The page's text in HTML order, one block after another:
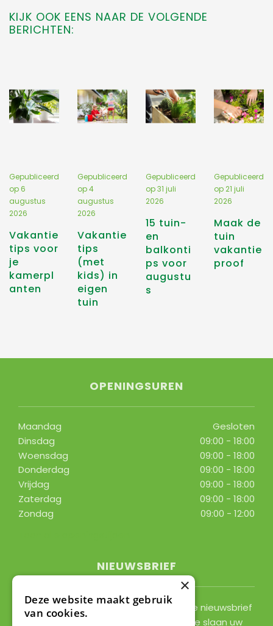
KIJK OOK EENS NAAR DE VOLGENDE
BERICHTEN:
Vakantie
tips voor
je
kamerpl
anten
Gepubliceerd
op6
augustus
2026
Vakantie
tips
(met
kids) in
eigen
tuin
Gepubliceerd
op4
augustus
2026
15 tuin-
en
balkonti
ps voor
augustu
s
Gepubliceerd
op31 juli
2026
Maak de
tuin
vakantie
proof
Gepubliceerd
op21 juli
2026
OPENINGSUREN
Maandag
Gesloten
Dinsdag
09:00 - 18:00
Woensdag
09:00 - 18:00
Donderdag
09:00 - 18:00
Vrijdag
09:00 - 18:00
Zaterdag
09:00 - 18:00
Zondag
09:00 - 12:00
NIEUWSBRIEF
Ontvang ongeveer 1x per 2 weken onze nieuwsbrief
met acties, nieuws & activiteiten! We slaan uw
×
Deze website maakt gebruik
van cookies.